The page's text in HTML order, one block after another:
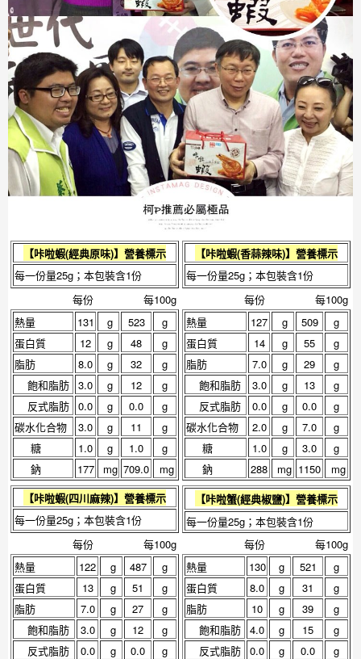
【咔啦蝦(經典原味)】營養標示
每一份量25g；本包裝含1份
每份
每100g
熱量
131 g 523
g
蛋白質
12 g 48
g
脂肪
8.0 g 32
g
飽和脂肪 3.0 g 12
g
反式脂肪 0.0 g 0.0
g
碳水化合物
3.0 g 11
g
糖
1.0 g 1.0
g
鈉
177 mg 709.0 mg
【咔啦蝦(香蒜辣味)】營養標示
每一份量25g；本包裝含1份
每份
每100g
熱量
127 g 509
g
蛋白質
14 g 55
g
脂肪
7.0 g 29
g
飽和脂肪
3.0 g 13
g
反式脂肪
0.0 g 0.0
g
碳水化合物
2.0 g 7.0
g
糖
1.0 g 3.0
g
鈉
288 mg 1150
mg
【咔啦蝦(四川麻辣)】營養標示
每一份量25g；本包裝含1份
每份
每100g
熱量
122 g 487
g
蛋白質
13 g 51
g
脂肪
7.0 g 27
g
飽和脂肪
3.0 g 12
g
反式脂肪
0.0 g 0.0
g
【咔啦蟹(經典椒鹽)】營養標示
每一份量25g；本包裝含1份
每份
每100g
熱量
130 g 521
g
蛋白質
8.0 g 31
g
脂肪
10 g 39
g
飽和脂肪 4.0 g 15
g
反式脂肪 0.0 g 0.0
g